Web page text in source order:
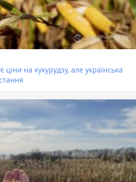
ціни на кукурудзу, але українська